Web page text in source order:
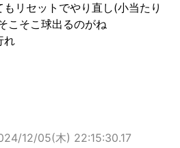
リセットでやり直し(小当たり
こそこ球出るのがね
れ
12/05(木) 22:15:30.17